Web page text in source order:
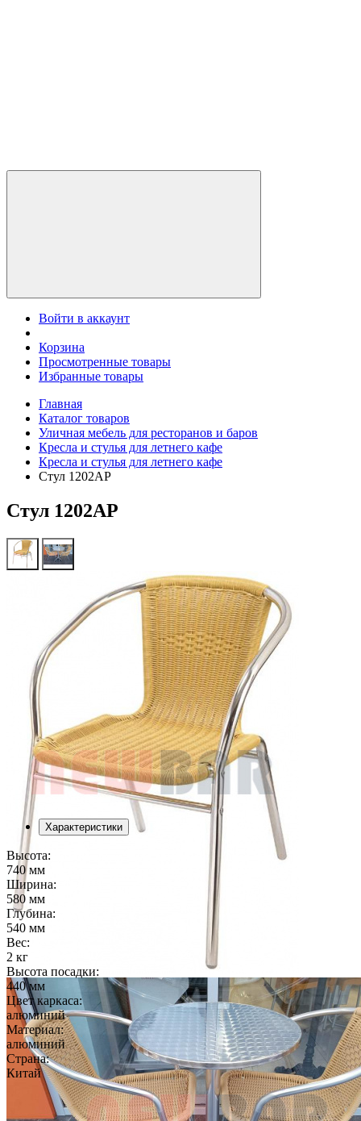
Войти в аккаунт
Корзина
Просмотренные товары
Избранные товары
Главная
Каталог товаров
Уличная мебель для ресторанов и баров
Кресла и стулья для летнего кафе
Кресла и стулья для летнего кафе
Стул 1202AP
Стул 1202AP
Характеристики
Высота:
740 мм
Ширина:
580 мм
Глубина:
540 мм
Вес:
2 кг
Высота посадки:
440 мм
Цвет каркаса:
алюминий
Материал:
алюминий
Страна:
Китай